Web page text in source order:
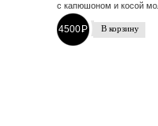
с капюшоном и косой
4500P
-